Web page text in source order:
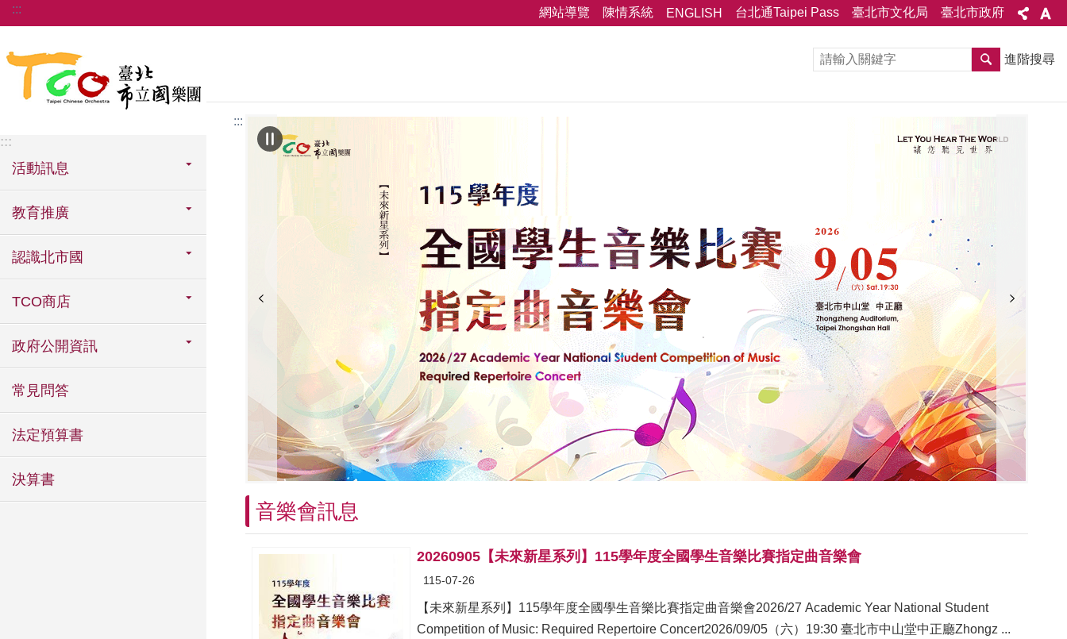
跳到主要內容區塊
::: 網站導覽 陳情系統 ENGLISH 台北通Taipei Pass 臺北市文化局 臺北市政府
:::
活動訊息
教育推廣
認識北市國
TCO商店
政府公開資訊
常見問答
法定預算書
決算書
進階搜尋
:::
音樂會訊息
20260905【未來新星系列】115學年度全國學生音樂比賽指定曲音樂會
115-07-26
【未來新星系列】115學年度全國學生音樂比賽指定曲音樂會2026/27 Academic Year National Student
Competition of Music: Required Repertoire Concert2026/09/05（六）19:30 臺北市中山堂中正廳Zhongz ...